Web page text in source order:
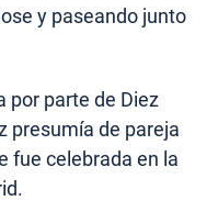
y paseando junto
por parte de Diez
presumía de pareja
fue celebrada en la